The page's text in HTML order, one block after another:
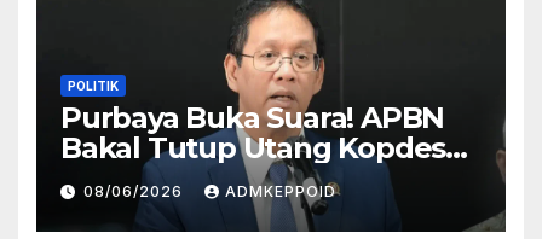
POLITIK
Purbaya Buka Suara! APBN
Bakal Tutup Utang Kopdes
Rp 240 Triliun, Cicilan Rp 40
Triliun per Tahun
08/06/2026 ADMKEPPOID